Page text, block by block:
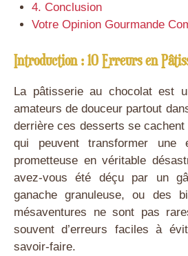
4. Conclusion
Votre Opinion Gourmande
Introduction : 10 Erreurs en
La pâtisserie au chocolat est
amateurs de douceur partout
derrière ces desserts se
qui peuvent transformer une
prometteuse en véritable
avez-vous été déçu par un
ganache granuleuse, ou des
mésaventures ne sont pas
souvent d’erreurs faciles à
savoir-faire.